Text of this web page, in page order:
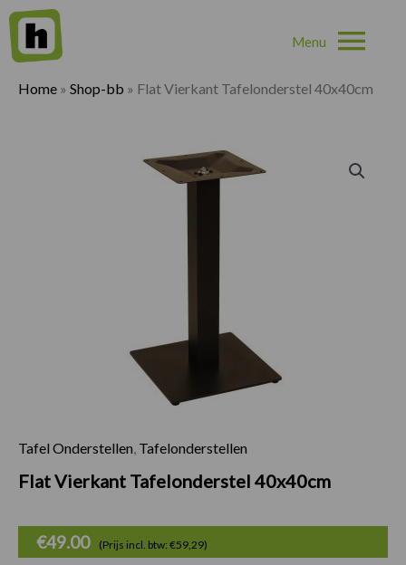
Home » Shop-bb » Flat Vierkant Tafelonderstel 40x40cm
Tafel Onderstellen Tafelonderstellen
Flat Vierkant Tafelonderstel 40x40cm
€49.00 (Prijs incl. btw: €59,29)